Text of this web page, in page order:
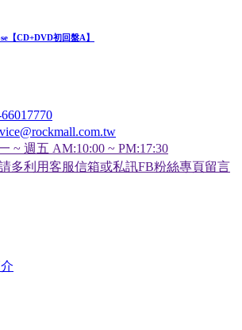
【CD+DVD初回盤A】
~ 週五 AM:10:00 ~ PM:17:30
多利用客服信箱或私訊FB粉絲專頁留言